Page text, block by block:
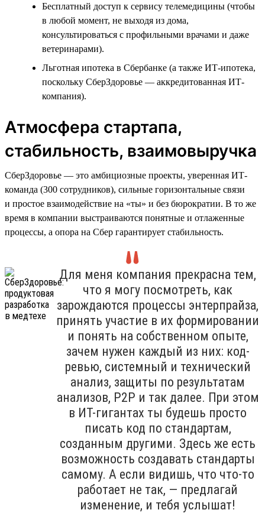
Бесплатный доступ к сервису телемедицины (чтобы
в любой момент, не выходя из дома,
консультироваться с профильными врачами и даже
ветеринарами).
Льготная ипотека в Сбербанке (а также ИТ-ипотека,
поскольку СберЗдоровье — аккредитованная ИТ-
компания).
Атмосфера стартапа,
стабильность, взаимовыручка
СберЗдоровье — это амбициозные проекты, уверенная ИТ-
команда (300 сотрудников), сильные горизонтальные связи
и простое взаимодействие на «ты» и без бюрократии. В то же
время в компании выстраиваются понятные и отлаженные
процессы, а опора на Сбер гарантирует стабильность.
Для меня компания прекрасна тем,
что я могу посмотреть, как
зарождаются процессы энтерпрайза,
принять участие в их формировании
и понять на собственном опыте,
зачем нужен каждый из них: код-
ревью, системный и технический
анализ, защиты по результатам
анализов, P2P и так далее. При этом
в ИТ-гигантах ты будешь просто
писать код по стандартам,
созданным другими. Здесь же есть
возможность создавать стандарты
самому. А если видишь, что что-то
работает не так, — предлагай
изменение, и тебя услышат!